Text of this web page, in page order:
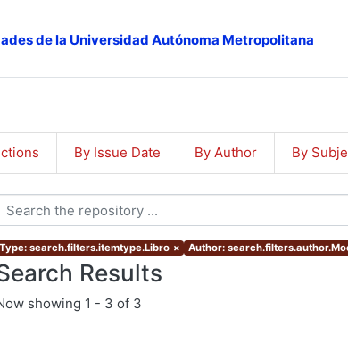
de la Universidad Autónoma Metropolitana
By Issue Date By Author By
Type: search.filters.itemtype.Libro × Author:
Results
showing 1 - 3 of 3